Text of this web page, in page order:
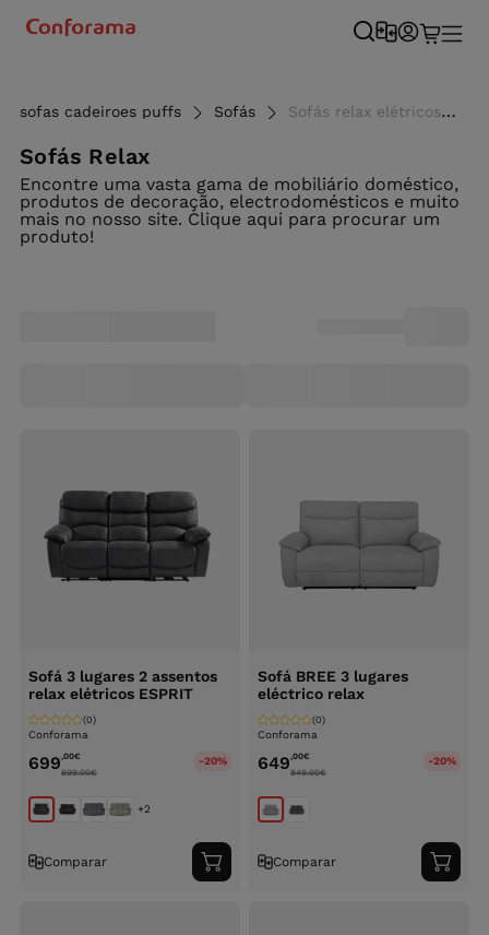
sofas cadeiroes puffs Sofás Sofás relax elétricos de 2 e 3 lugares - Conforama
Sofás Relax
Encontre uma vasta gama de mobiliário doméstico,
produtos de decoração, electrodomésticos e muito
mais no nosso site. Clique aqui para procurar um
produto!
Sofá 3 lugares 2 assentos
relax elétricos ESPRIT
Conforama
(0)
699,00€
899.00€
-20%
+2
Comparar
Adicionar
ao
Sofá BREE 3 lugares
eléctrico relax
Conforama
(0)
649,00€
849.00€
-20%
Comparar
ao